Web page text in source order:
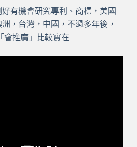
有機會研究專利、商標，美國
，台灣，中國，不過多年後，
會推廣」比較實在